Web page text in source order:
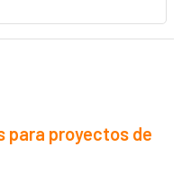
para proyectos de